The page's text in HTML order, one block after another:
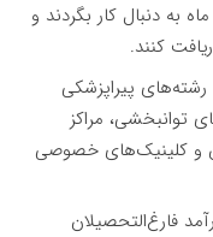
پس از فارغ‌التحصیلی برای مدت ۱۸ ماه به دنبال کار بگردند و
کنند.
رشته‌های پیراپزشکی
توانبخشی، مراکز
و کلینیک‌های خصوصی
فارغ‌التحصیلان